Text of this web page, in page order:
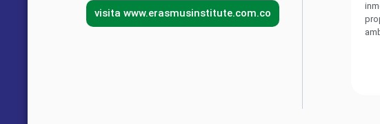
visita www.erasmusinstitute.com.co